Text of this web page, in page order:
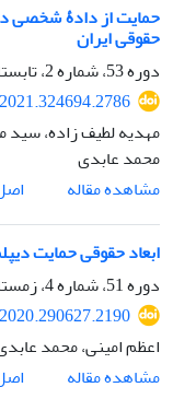
حمایت از دادۀ شخصی
حقوقی ‏ایران
دوره 53، شماره 2، تابستان 1402، صفحه
مهدیه لطیف زاده،
محمد عابدی
مشاهده مقاله
ابعاد حقوقی حمایت
دوره 51، شماره 4، زمستان 1400، صفحه
اعظم امینی، محمد
مشاهده مقاله